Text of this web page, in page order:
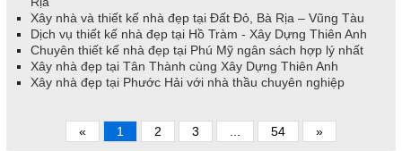
Xây nhà và thiết kế nhà đẹp tại Đất Đỏ, Bà Rịa – Vũng Tàu
Dịch vụ thiết kế nhà đẹp tại Hồ Tràm - Xây Dựng Thiên Anh
Chuyên thiết kế nhà đẹp tại Phú Mỹ ngân sách hợp lý nhất
Xây nhà đẹp tại Tân Thành cùng Xây Dựng Thiên Anh
Xây nhà đẹp tại Phước Hải với nhà thầu chuyên nghiệp
« 1 2 3 54 »